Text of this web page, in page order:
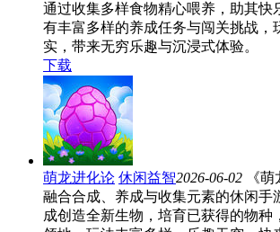
通过收集多样食物精心喂养，助其快
有丰富多样的养成任务与闯关挑战，
实，带来无穷乐趣与沉浸式体验。
下载
萌龙进化论 休闲益智2026-06-02
《
融合合成、养成与收集元素的休闲手
成创造全新生物，培育已获得的物种